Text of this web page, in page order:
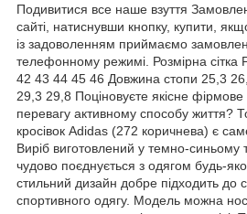
Подивитися все наше взуття
сайті, натиснувши кнопку, купити,
із задоволенням приймаємо
телефонному режимі. Розмірна сітка
42 43 44 45 46 Довжина стопи 25,3
29,3 29,8 Поціновуєте якісне фірмове
перевагу активному способу життя?
кросівок Adidas (272 коричнева) є
Виріб виготовлений у темно-синьому
чудово поєднується з одягом будь-
стильний дизайн добре підходить до
спортивного одягу. Модель можна